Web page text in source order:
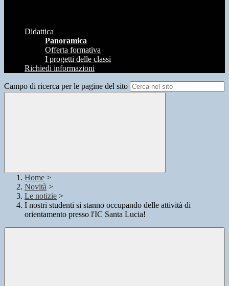
Didattica
Panoramica
Offerta formativa
I progetti delle classi
Richiedi informazioni
Campo di ricerca per le pagine del sito
Home >
Novità >
Le notizie >
I nostri studenti si stanno occupando delle attività di
orientamento presso l'IC Santa Lucia!